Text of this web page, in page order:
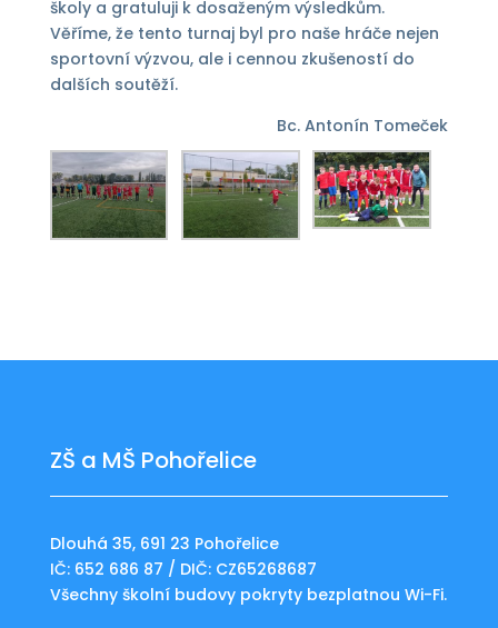
školy a gratuluji k dosaženým výsledkům.
Věříme, že tento turnaj byl pro naše hráče nejen
sportovní výzvou, ale i cennou zkušeností do
dalších soutěží.
Bc. Antonín Tomeček
ZŠ a MŠ Pohořelice
Dlouhá 35, 691 23 Pohořelice
IČ: 652 686 87 / DIČ: CZ65268687
Všechny školní budovy pokryty bezplatnou Wi-Fi.